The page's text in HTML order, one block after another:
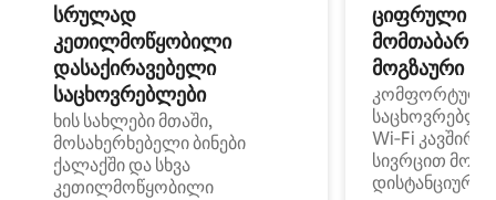
სრულად
კეთილმოწყობილი
დასაქირავებელი
საცხოვრებლები
ხის სახლები მთაში,
მოსახერხებელი ბინები
ქალაქში და სხვა
კეთილმოწყობილი
ციფრული
მოგზაური
კომფორტული
Wi‑Fi
სივრცით
დისტანციური